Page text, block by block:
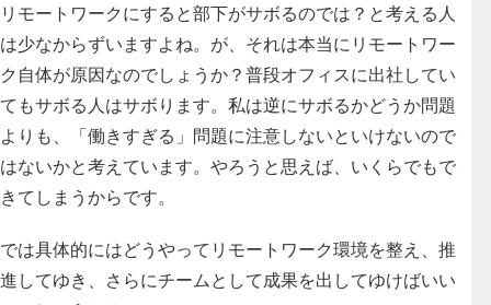
リモートワークにすると部下がサボるのでは？と考える人
は少なからずいますよね。が、それは本当にリモートワー
ク自体が原因なのでしょうか？普段オフィスに出社してい
てもサボる人はサボります。私は逆にサボるかどうか問題
よりも、「働きすぎる」問題に注意しないといけないので
はないかと考えています。やろうと思えば、いくらでもで
きてしまうからです。
では具体的にはどうやってリモートワーク環境を整え、推
進してゆき、さらにチームとして成果を出してゆけばいい